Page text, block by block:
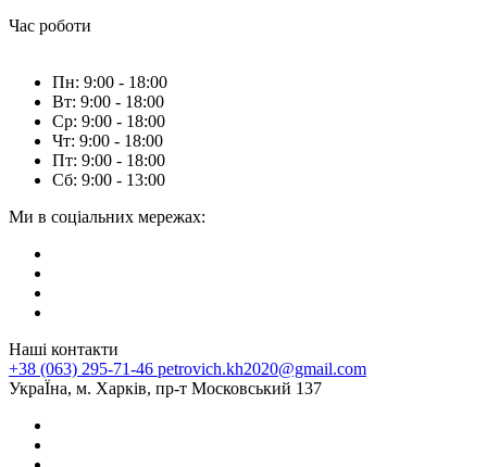
Час роботи
Пн: 9:00 - 18:00
Вт: 9:00 - 18:00
Ср: 9:00 - 18:00
Чт: 9:00 - 18:00
Пт: 9:00 - 18:00
Сб: 9:00 - 13:00
Ми в соціальних мережах:
Наші контакти
+38 (063) 295-71-46 petrovich.kh2020@gmail.com
УкраЇна, м. Харків, пр-т Московський 137